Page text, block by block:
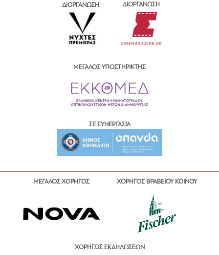
ΔΙΟΡΓΑΝΩΣΗ ΔΙΟΡΓΑΝΩΣΗ
ΜΕΓΑΛΟΣ ΥΠΟΣΤΗΡΙΚΤΗΣ
ΣΕ ΣΥΝΕΡΓΑΣΙΑ
ΜΕΓΑΛΟΣ ΧΟΡΗΓΟΣ ΧΟΡΗΓΟΣ ΒΡΑΒΕΙΟΥ ΚΟΙΝΟΥ
ΧΟΡΗΓΟΣ ΕΚΔΗΛΩΣΕΩΝ